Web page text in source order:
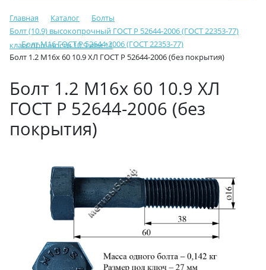
Главная Каталог
Болты
Болт (10.9) высокопрочный ГОСТ Р 52644-2006 (ГОСТ 22353-77)
класс прочности 10.9 или 11
Болт М16 ГОСТ Р 52644-2006 (ГОСТ 22353-77)
Болт 1.2 М16х 60 10.9 ХЛ ГОСТ Р 52644-2006 (без покрытия)
Болт 1.2 М16х 60 10.9 ХЛ
ГОСТ Р 52644-2006 (без
покрытия)